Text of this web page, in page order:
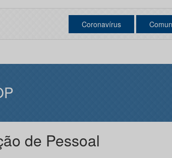
Coronavírus
de Pessoal